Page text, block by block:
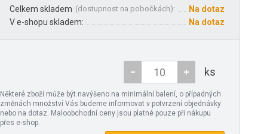
Celkem skladem (dostupnost na pobočkách):
Na dotaz
V e-shopu skladem:
Na dotaz
ks
Některé zboží může být navýšeno na minimální balení, o případných
změnách množství Vás budeme informovat v potvrzení objednávky
nebo na dotaz. Maloobchodní ceny jsou platné pouze při nákupu
přes e-shop.